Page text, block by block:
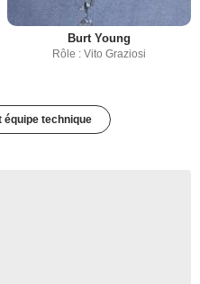
Burt Young
Rôle : Vito Graziosi
équipe technique